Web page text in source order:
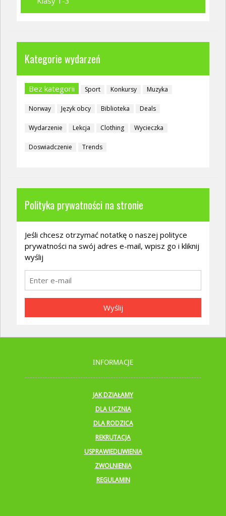
Kategorie wydarzeń
Bez kategorii Sport Konkursy Muzyka
Norway Język obcy Biblioteka Deals
Wydarzenie Lekcja Clothing Wycieczka
Doswiadczenie Trends
Polityka prywatności na stronie
Jeśli chcesz otrzymać notatkę o naszej polityce
prywatności na swój adres e-mail, wpisz go i kliknij
wyślij
Wyślij
INFORMACJE
JAK DZIAŁAMY
DLA UCZNIA
DLA RODZICA
REKRUTACJA
USPRAWIEDLIWIENIA
ZWOLNIENIA
REGULAMIN